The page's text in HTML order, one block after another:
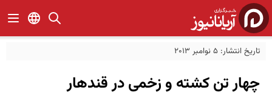
تاریخ انتشار: 5 نوامبر 2013
چهار تن کشته و زخمی در قندهار